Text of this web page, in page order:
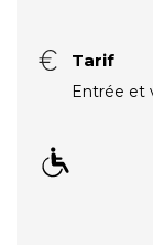
Tarif
Entrée et